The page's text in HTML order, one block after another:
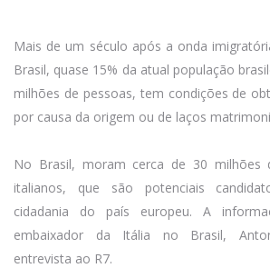
Mais de um século após a onda
Brasil, quase 15% da atual população
milhões de pessoas, tem condições de
por causa da origem ou de laços
No Brasil, moram cerca de 30 milhões
italianos, que são potenciais
cidadania do país europeu. A
embaixador da Itália no Brasil,
entrevista ao R7.